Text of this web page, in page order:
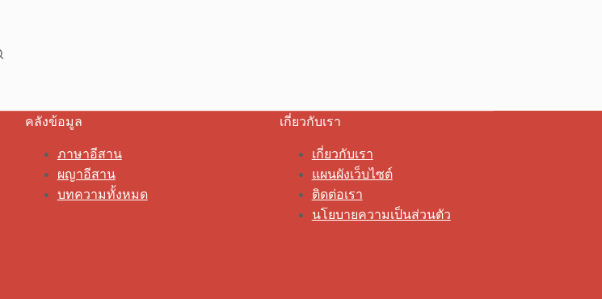
คลังข้อมูล
ภาษาอีสาน
ผญาอีสาน
บทความทั้งหมด
เกี่ยวกับเรา
เกี่ยวกับเรา
แผนผังเว็บไซต์
ติดต่อเรา
นโยบายความเป็นส่วนตัว